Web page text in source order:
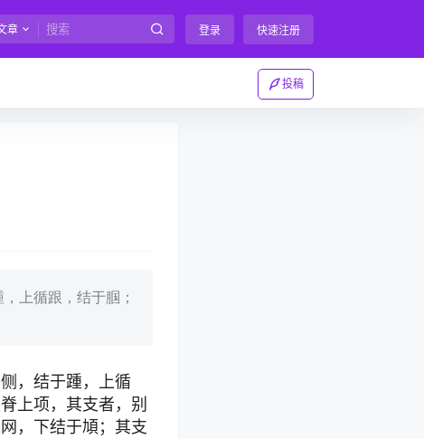
章 登录 快速注册
投稿
上循跟，结于腘；
，结于踵，上循
上项，其支者，别
，下结于頄；其支